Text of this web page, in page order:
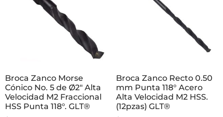
Broca Zanco Morse
Cónico No. 5 de Ø2″ Alta
Velocidad M2 Fraccional
HSS Punta 118°. GLT®
Broca Zanco Recto 0.50
mm Punta 118° Acero
Alta Velocidad M2 HSS.
(12pzas) GLT®